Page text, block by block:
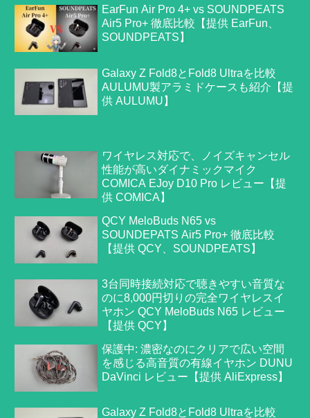
EarFun Air Pro 4+ vs SOUNDPEATS
Air5 Pro+ 徹底比較【提供 EarFun、
SOUNDPEATS】
Galaxy Z Fold8とFold8 Ultraを比較
AULUMU製アラミドケースも紹介【提
供 AULUMU】
ワイヤレス対応で、ノイズキャンセル
性能が高いダイナミックマイク
COMICA EJoy D10 Pro レビュー【提
供 COMICA】
QCY MeloBuds N65 vs
SOUNDEPATS Air5 Pro+ 徹底比較
【提供 QCY、SOUNDPEATS】
3台同時接続対応で聴きやすい音質な
のに8,000円切りの完全ワイヤレスイ
ヤホン QCY MeloBuds N65 レビュー
【提供 QCY】
保護中: 濃密なのにクリアで広い空間
を感じる高音質の有線イヤホン DUNU
DaVinci レビュー【提供 AliExpress】
Galaxy Z Fold8とFold8 Ultraを比較